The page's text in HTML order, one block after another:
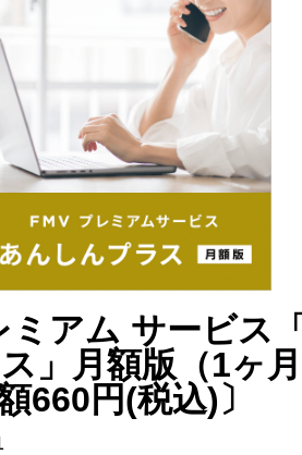
ミアム サービス
」月額版（1ヶ
660円(税込)〕